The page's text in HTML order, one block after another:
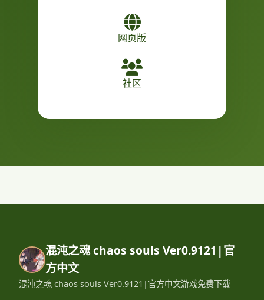
网页版
社区
混沌之魂 chaos souls Ver0.9121|官
方中文
混沌之魂 chaos souls Ver0.9121|官方中文游戏免费下载